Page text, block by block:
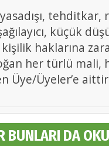
tehditkar,
küçük
haklarına
her türlü mali,
Üye/Üyeler’e
BUNLARI DA